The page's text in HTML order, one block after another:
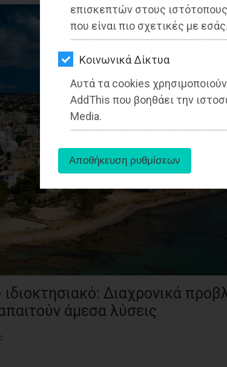
επισκεπτών στους
που είναι πιο σχετικές με εσάς.
Kοινωνικά Δίκτυα
Αυτά τα cookies
AddThis που βοηθάει την
Media.
Διαχρονικά
άμεσα λύσεις